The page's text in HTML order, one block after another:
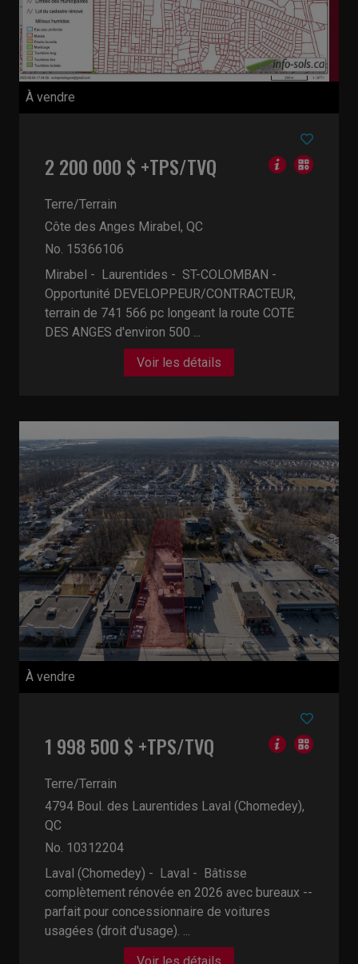
À vendre
2 200 000 $ +TPS/TVQ
Terre/Terrain
Côte des Anges Mirabel, QC
No. 15366106
Mirabel - Laurentides - ST-COLOMBAN -
Opportunité DEVELOPPEUR/CONTRACTEUR,
terrain de 741 566 pc longeant la route COTE
DES ANGES d'environ 500 ...
Voir les détails
À vendre
1 998 500 $ +TPS/TVQ
Terre/Terrain
4794 Boul. des Laurentides Laval (Chomedey),
QC
No. 10312204
Laval (Chomedey) - Laval - Bâtisse
complètement rénovée en 2026 avec bureaux --
parfait pour concessionnaire de voitures
usagées (droit d'usage). ...